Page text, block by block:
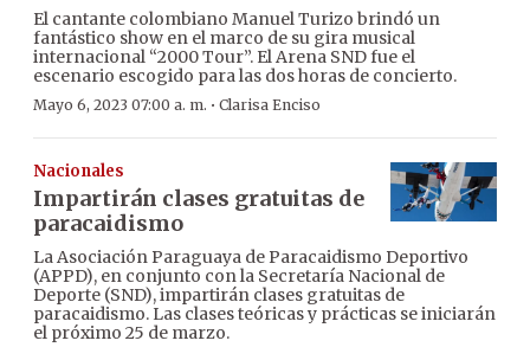
El cantante colombiano Manuel Turizo brindó un
fantástico show en el marco de su gira musical
internacional “2000 Tour”. El Arena SND fue el
escenario escogido para las dos horas de concierto.
Mayo 6, 2023 07:00 a. m. · Clarisa Enciso
Nacionales
Impartirán clases gratuitas de
paracaidismo
La Asociación Paraguaya de Paracaidismo Deportivo
(APPD), en conjunto con la Secretaría Nacional de
Deporte (SND), impartirán clases gratuitas de
paracaidismo. Las clases teóricas y prácticas se iniciarán
el próximo 25 de marzo.